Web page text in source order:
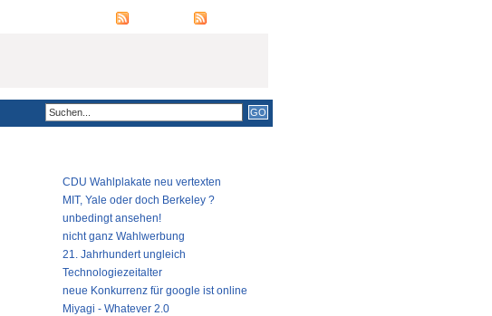
CDU Wahlplakate neu vertexten
MIT, Yale oder doch Berkeley ?
unbedingt ansehen!
nicht ganz Wahlwerbung
21. Jahrhundert ungleich
Technologiezeitalter
neue Konkurrenz für google ist online
Miyagi - Whatever 2.0